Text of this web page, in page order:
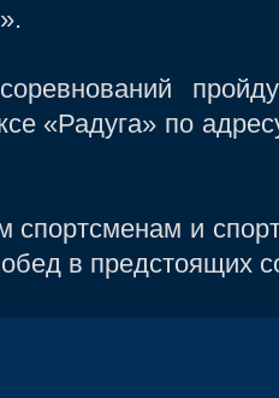
».
пройдут
«Радуга» по
и
в предстоящих